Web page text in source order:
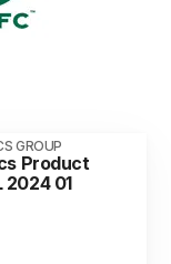
GROUP
Product
2024 01